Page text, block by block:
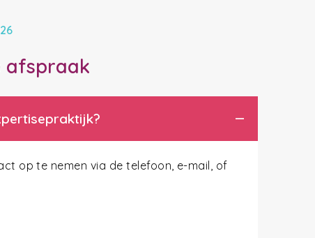
afspraak
op te nemen via de telefoon, e-mail, of